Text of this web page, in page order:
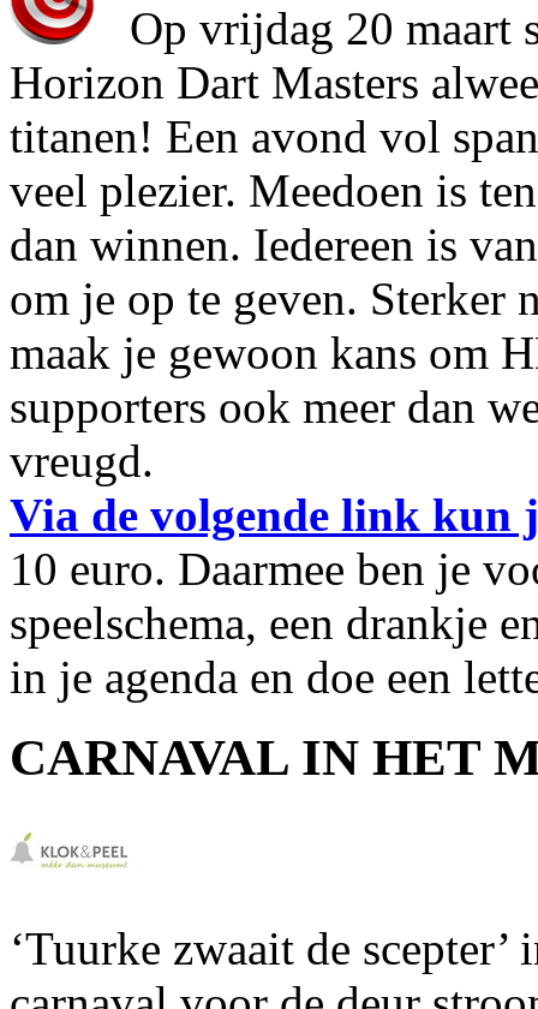
Op vrijdag 20 maart
Horizon Dart Masters
titanen! Een avond vol
veel plezier. Meedoen is
dan winnen. Iedereen is
om je op te geven. Sterker
maak je gewoon kans om
supporters ook meer dan
vreugd.
Via de volgende link kun
10 euro. Daarmee ben je
speelschema, een drankje
in je agenda en doe een
CARNAVAL IN HET
‘Tuurke zwaait de